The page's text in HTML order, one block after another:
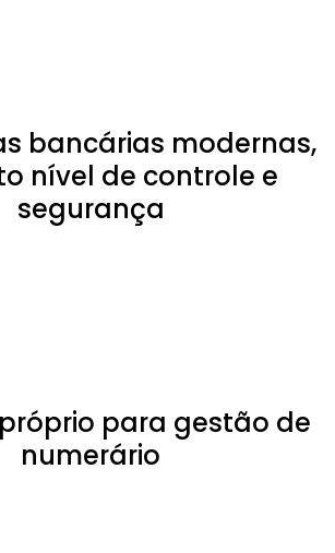
bancárias modernas,
nível de controle e
segurança
para gestão de
numerário